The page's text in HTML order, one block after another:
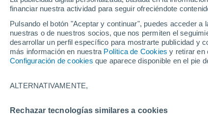
financiar nuestra actividad para seguir ofreciéndote
Pulsando el botón "Aceptar y continuar", puedes acceder
nuestras o de nuestros socios, que nos permiten el
desarrollar un perfil específico para mostrarte publicidad y
más información en nuestra Política de Cookies y retirar en
Configuración de cookies que aparece disponible en el pie
ALTERNATIVAMENTE,
Rechazar tecnologías similares a cookies
Modelos de
PRES. | V > 10 |
NUB. | PREC. 6H |
PRECIPITACIÓN
ACUMULADA
NIEVE
ACUMULADA
Reino Unido